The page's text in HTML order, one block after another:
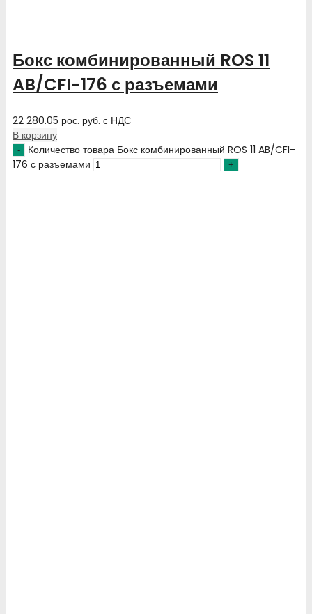
Бокс комбинированный ROS 11
AB/CFI-176 с разъемами
22 280.05 рос. руб. с НДС
В корзину
Количество товара Бокс комбинированный ROS 11 AB/CFI-
176 с разъемами